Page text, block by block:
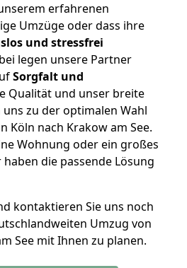
erfahrenen
Umzüge oder dass ihre
und stressfrei
legen unsere Partner
Sorgfalt und
Qualität und unser breite
zu der optimalen Wahl
Köln nach Krakow am See.
Wohnung oder ein großes
die passende Lösung
kontaktieren Sie uns noch
Umzug von
See mit Ihnen zu planen.